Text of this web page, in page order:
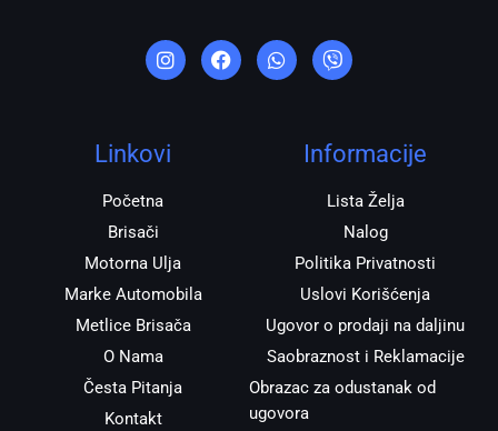
n
s
t
r
a
a
c
e
h
a
t
i
b
e
Linkovi
Početna
Brisači
Motorna Ulja
Marke Automobila
Metlice Brisača
O Nama
Česta Pitanja
Kontakt
Informacije
Lista Želja
Nalog
Politika Privatnosti
Uslovi Korišćenja
Ugovor o prodaji na daljinu
Saobraznost i Reklamacije
Obrazac za odustanak od
ugovora